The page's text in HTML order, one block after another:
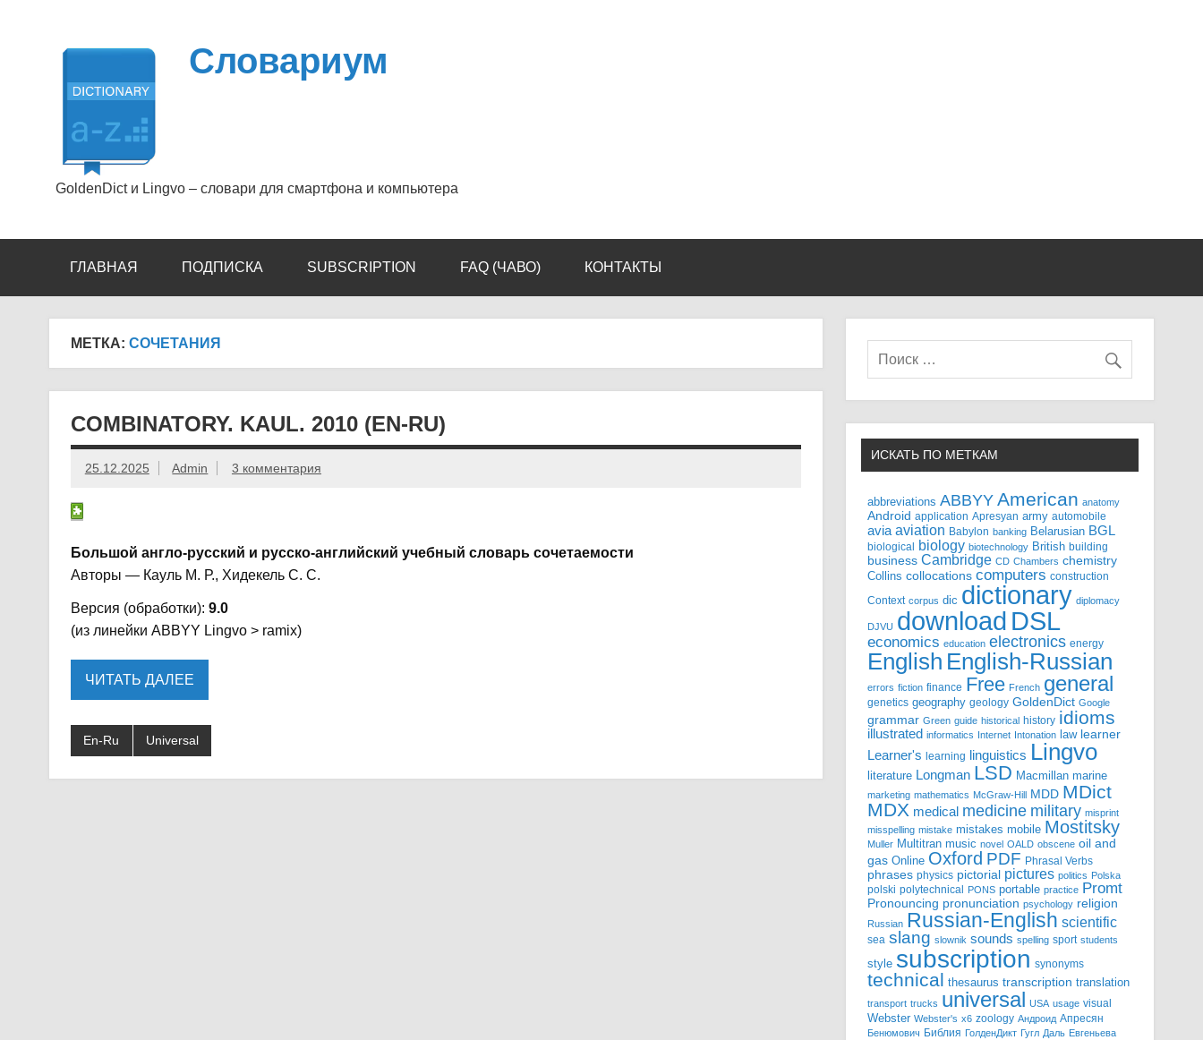
Словариум
GoldenDict и Lingvo – словари для смартфона и компьютера
ГЛАВНАЯ ПОДПИСКА SUBSCRIPTION FAQ (ЧАВО) КОНТАКТЫ
МЕТКА: СОЧЕТАНИЯ
COMBINATORY. KAUL. 2010 (EN-RU)
25.12.2025 Admin 3 комментария
Большой англо-русский и русско-английский учебный словарь сочетаемости
Авторы — Кауль М. Р., Хидекель С. С.
Версия (обработки): 9.0
(из линейки ABBYY Lingvo > ramix)
ЧИТАТЬ ДАЛЕЕ
En-Ru Universal
ИСКАТЬ ПО МЕТКАМ
abbreviations ABBYY American anatomy
Android application Apresyan army automobile
avia aviation Babylon banking Belarusian BGL
biological biology biotechnology British building
business Cambridge CD Chambers chemistry
Collins collocations computers construction
Context corpus dic dictionary diplomacy
DJVU download DSL
economics education electronics energy
English English-Russian
errors fiction finance Free French general
genetics geography geology GoldenDict Google
grammar Green guide historical history idioms
illustrated informatics Internet Intonation law learner
Learner's learning linguistics Lingvo
literature Longman LSD Macmillan marine
marketing mathematics McGraw-Hill MDD MDict
MDX medical medicine military misprint
misspelling mistake mistakes mobile Mostitsky
Muller Multitran music novel OALD obscene oil and
gas Online Oxford PDF Phrasal Verbs
phrases physics pictorial pictures politics Polska
polski polytechnical PONS portable practice Promt
Pronouncing pronunciation psychology religion
Russian Russian-English scientific
sea slang slownik sounds spelling sport students
style subscription synonyms
technical thesaurus transcription translation
transport trucks universal USA usage visual
Webster Webster's x6 zoology Андроид Апресян
Бенюмович Библия ГолденДикт Гугл Даль Евгеньева